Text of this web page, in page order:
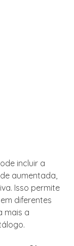
incluir a
aumentada,
Isso permite
diferentes
mais a